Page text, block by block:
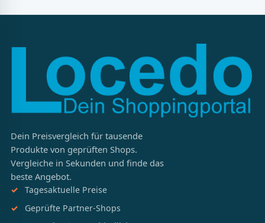
Dein Preisvergleich für tausende
Produkte von geprüften Shops.
Vergleiche in Sekunden und finde das
beste Angebot.
Tagesaktuelle Preise
Geprüfte Partner-Shops